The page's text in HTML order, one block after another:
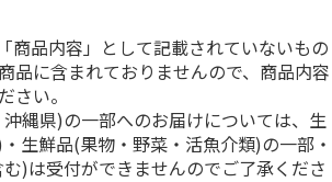
円
・税込)
ルミネラルウォータ
ー…
(送料・税込)
ＬＩＦＥ
ルミネラル
ー…
(送料・税込)
商品内容」として記載されていないもの
品に含まれておりませんので、商品内容
さい。
縄県)の一部へのお届けについては、生
生鮮品(果物・野菜・活魚介類)の一部・
)は受付ができませんのでご了承くださ